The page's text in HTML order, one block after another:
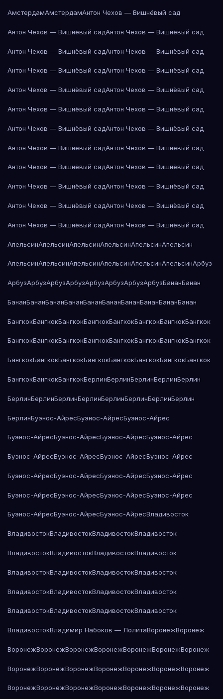
АмстердамАмстердамАнтон Чехов — Вишнёвый сад
Антон Чехов — Вишнёвый садАнтон Чехов — Вишнёвый сад
Антон Чехов — Вишнёвый садАнтон Чехов — Вишнёвый сад
Антон Чехов — Вишнёвый садАнтон Чехов — Вишнёвый сад
Антон Чехов — Вишнёвый садАнтон Чехов — Вишнёвый сад
Антон Чехов — Вишнёвый садАнтон Чехов — Вишнёвый сад
Антон Чехов — Вишнёвый садАнтон Чехов — Вишнёвый сад
Антон Чехов — Вишнёвый садАнтон Чехов — Вишнёвый сад
Антон Чехов — Вишнёвый садАнтон Чехов — Вишнёвый сад
Антон Чехов — Вишнёвый садАнтон Чехов — Вишнёвый сад
Антон Чехов — Вишнёвый садАнтон Чехов — Вишнёвый сад
Антон Чехов — Вишнёвый садАнтон Чехов — Вишнёвый сад
АпельсинАпельсинАпельсинАпельсинАпельсинАпельсин
АпельсинАпельсинАпельсинАпельсинАпельсинАпельсинАрбуз
АрбузАрбузАрбузАрбузАрбузАрбузАрбузАрбузБананБанан
БананБананБананБананБананБананБананБананБананБанан
БангкокБангкокБангкокБангкокБангкокБангкокБангкокБангкок
БангкокБангкокБангкокБангкокБангкокБангкокБангкокБангкок
БангкокБангкокБангкокБангкокБангкокБангкокБангкокБангкок
БангкокБангкокБангкокБерлинБерлинБерлинБерлинБерлин
БерлинБерлинБерлинБерлинБерлинБерлинБерлинБерлин
БерлинБуэнос-АйресБуэнос-АйресБуэнос-Айрес
Буэнос-АйресБуэнос-АйресБуэнос-АйресБуэнос-Айрес
Буэнос-АйресБуэнос-АйресБуэнос-АйресБуэнос-Айрес
Буэнос-АйресБуэнос-АйресБуэнос-АйресБуэнос-Айрес
Буэнос-АйресБуэнос-АйресБуэнос-АйресБуэнос-Айрес
Буэнос-АйресБуэнос-АйресБуэнос-АйресВладивосток
ВладивостокВладивостокВладивостокВладивосток
ВладивостокВладивостокВладивостокВладивосток
ВладивостокВладивостокВладивостокВладивосток
ВладивостокВладивостокВладивостокВладивосток
ВладивостокВладивостокВладивостокВладивосток
ВладивостокВладимир Набоков — ЛолитаВоронежВоронеж
ВоронежВоронежВоронежВоронежВоронежВоронежВоронеж
ВоронежВоронежВоронежВоронежВоронежВоронежВоронеж
ВоронежВоронежВоронежВоронежВоронежВоронежВоронеж